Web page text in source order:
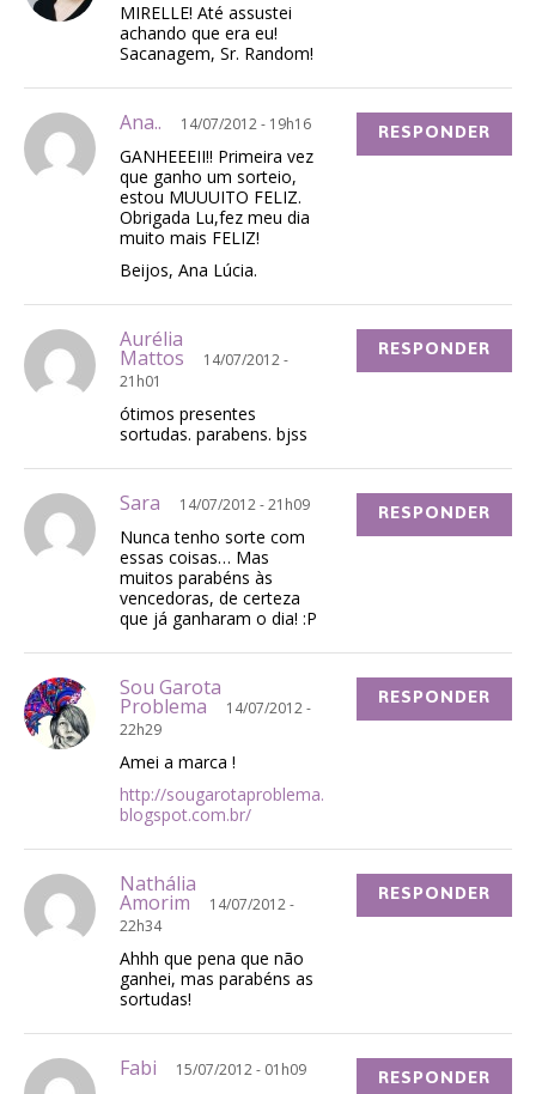
MIRELLE! Até assustei
achando que era eu!
Sacanagem, Sr. Random!
Ana.. 14/07/2012 - 19h16
GANHEEEII!! Primeira vez
que ganho um sorteio,
estou MUUUITO FELIZ.
Obrigada Lu,fez meu dia
muito mais FELIZ!
Beijos, Ana Lúcia.
RESPONDER
Aurélia
Mattos
14/07/2012 -
21h01
ótimos presentes
sortudas. parabens. bjss
RESPONDER
Sara 14/07/2012 - 21h09
Nunca tenho sorte com
essas coisas… Mas
muitos parabéns às
vencedoras, de certeza
que já ganharam o dia! :P
RESPONDER
Sou Garota
Problema
14/07/2012 -
22h29
Amei a marca !
http://sougarotaproblema.
blogspot.com.br/
RESPONDER
Nathália
Amorim
14/07/2012 -
22h34
Ahhh que pena que não
ganhei, mas parabéns as
sortudas!
RESPONDER
Fabi 15/07/2012 - 01h09 RESPONDER